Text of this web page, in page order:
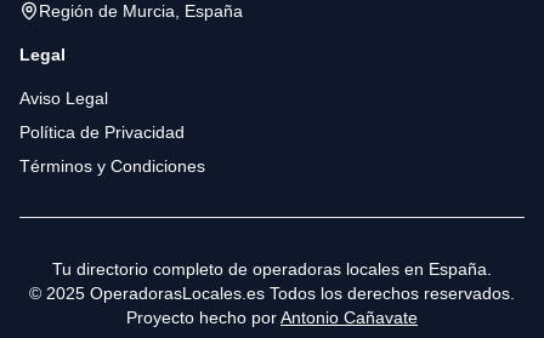
Región de Murcia, España
Legal
Aviso Legal
Política de Privacidad
Términos y Condiciones
Tu directorio completo de operadoras locales en España.
© 2025 OperadorasLocales.es Todos los derechos reservados.
Proyecto hecho porAntonio Cañavate